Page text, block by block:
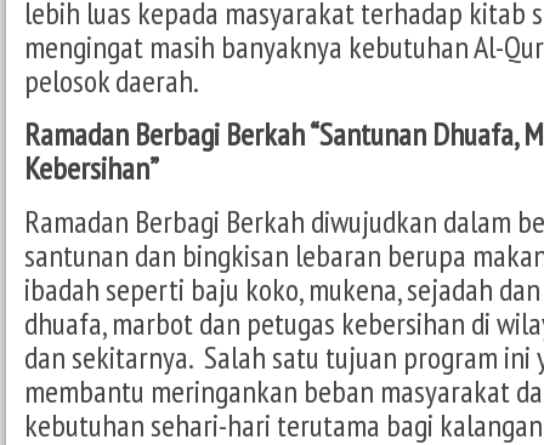
lebih luas kepada masyarakat terhadap kitab
mengingat masih banyaknya kebutuhan Al-
pelosok daerah.
Ramadan Berbagi Berkah “Santunan Dhuafa,
Kebersihan”
Ramadan Berbagi Berkah diwujudkan dalam
santunan dan bingkisan lebaran berupa
ibadah seperti baju koko, mukena, sejadah
dhuafa, marbot dan petugas kebersihan di
dan sekitarnya. Salah satu tujuan program
membantu meringankan beban masyarakat
kebutuhan sehari-hari terutama bagi